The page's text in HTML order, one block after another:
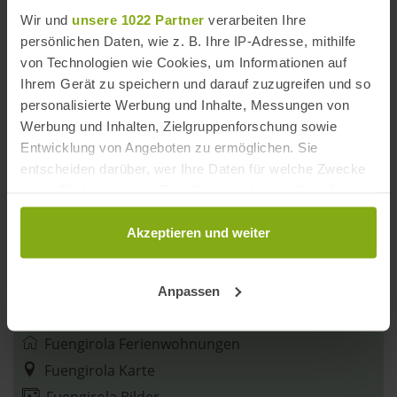
Wir und unsere 1022 Partner verarbeiten Ihre
persönlichen Daten, wie z. B. Ihre IP-Adresse, mithilfe
von Technologien wie Cookies, um Informationen auf
Ihrem Gerät zu speichern und darauf zuzugreifen und so
personalisierte Werbung und Inhalte, Messungen von
Werbung und Inhalten, Zielgruppenforschung sowie
Entwicklung von Angeboten zu ermöglichen. Sie
entscheiden darüber, wer Ihre Daten für welche Zwecke
Cookie-Erklärung oder durch Klicken auf das Privacy
Trigger Symbol ändern oder widerrufen
Informationen über Ihre geografische Lage
können
Ihr Gerät durch aktives Scannen nach
bestimmten Merkmalen (Fingerprinting) identifizieren
Akzeptieren und weiter
Anpassen
Fuengirola
Fuengirola Strände
Fuengirola Sehenswürdigkeiten
Fuengirola Events
Fuengirola Ferienwohnungen
Fuengirola Karte